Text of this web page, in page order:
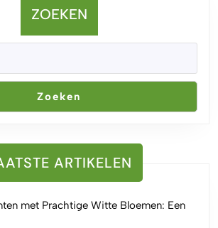
ZOEKEN
Zoeken
ARTIKELEN
met Prachtige Witte Bloemen: Een